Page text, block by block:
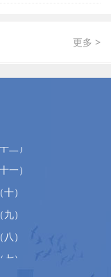
更多 >
五）
二）
一）
）
）
）
）